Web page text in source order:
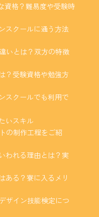
資格？難易度や受験時
スクールに通う方法
いとは？双方の特徴
？受験資格や勉強方
スクールでも利用で
いスキル
の制作工程をご紹
われる理由とは？実
ある？寮に入るメリ
ザイン技能検定につ